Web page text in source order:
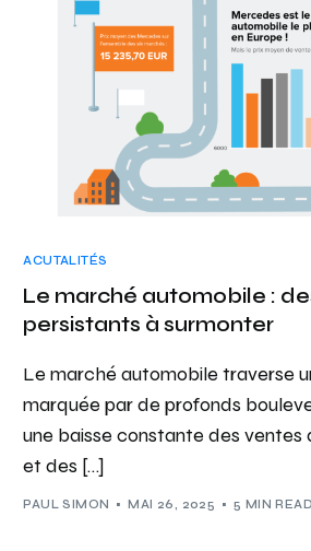
ACUTALITÉS
Le marché automobile :
persistants à surmonter
Le marché automobile traverse
marquée par de profonds
une baisse constante des ventes
et des […]
PAUL SIMON MAI 26, 2025 5 MIN READ